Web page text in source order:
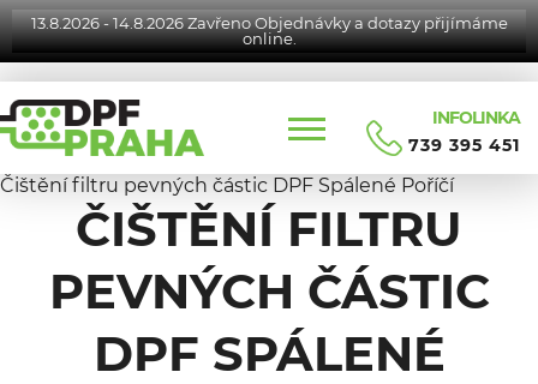
13.8.2026 - 14.8.2026 Zavřeno Objednávky a dotazy přijímáme
online.
INFOLINKA
739 395 451
Čištění filtru pevných částic DPF Spálené Poříčí
ČIŠTĚNÍ FILTRU
PEVNÝCH ČÁSTIC
DPF SPÁLENÉ